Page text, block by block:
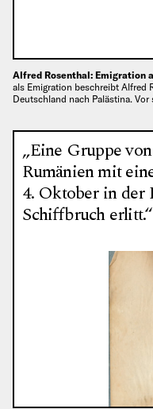
Alfred Rosenthal: Emigration
als Emigration beschreibt Alfred
Deutschland nach Palästina.
„Eine Gruppe
Rumänien mit
4. Oktober in der
Schiffbruch erlitt.“